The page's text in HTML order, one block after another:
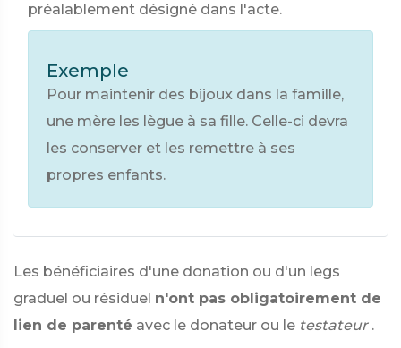
préalablement désigné dans l'acte.
Exemple
Pour maintenir des bijoux dans la famille,
une mère les lègue à sa fille. Celle-ci devra
les conserver et les remettre à ses
propres enfants.
Les bénéficiaires d'une donation ou d'un legs
graduel ou résiduel n'ont pas obligatoirement de
lien de parenté avec le donateur ou le testateur .